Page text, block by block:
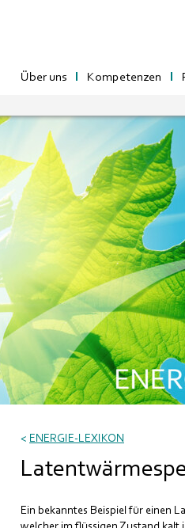
Über uns Kompetenzen
< ENERGIE-LEXIKON
Ein bekanntes Beispiel für einen